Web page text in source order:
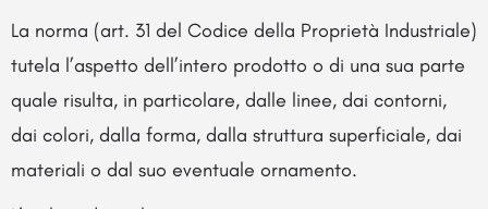
La norma (art. 31 del Codice della Proprietà Industriale)
tutela l’aspetto dell’intero prodotto o di una sua parte
quale risulta, in particolare, dalle linee, dai contorni,
dai colori, dalla forma, dalla struttura superficiale, dai
materiali o dal suo eventuale ornamento.